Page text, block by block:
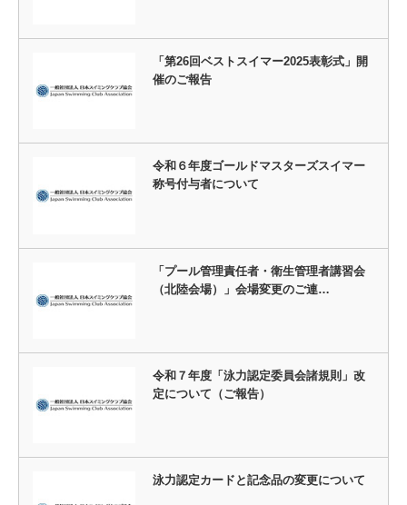
「第26回ベストスイマー2025表彰式」開
催のご報告
令和６年度ゴールドマスターズスイマー
称号付与者について
「プール管理責任者・衛生管理者講習会
（北陸会場）」会場変更のご連…
令和７年度「泳力認定委員会諸規則」改
定について（ご報告）
泳力認定カードと記念品の変更について